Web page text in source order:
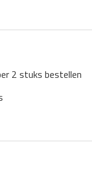
2 stuks bestellen